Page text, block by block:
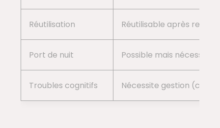
Réutilisation Réutilisable après
Port de nuit Possible mais nécessite
Troubles cognitifs Nécessite gestion